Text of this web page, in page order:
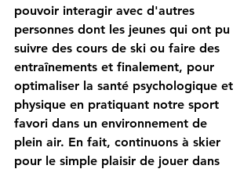
pouvoir interagir avec d'autres
personnes dont les jeunes qui ont pu
suivre des cours de ski ou faire des
entraînements et finalement, pour
optimaliser la santé psychologique et
physique en pratiquant notre sport
favori dans un environnement de
plein air. En fait, continuons à skier
pour le simple plaisir de jouer dans